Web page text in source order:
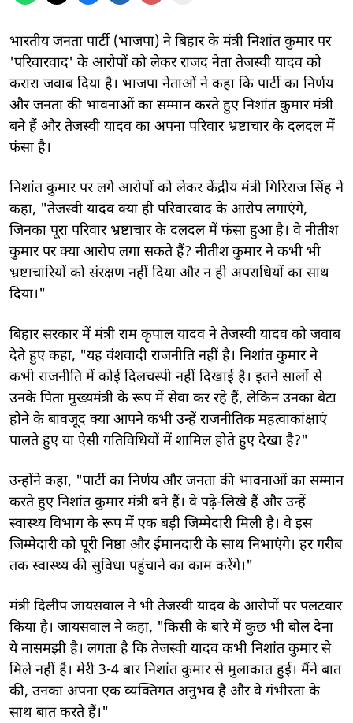
भारतीय जनता पार्टी (भाजपा) ने बिहार के मंत्री निशांत कुमार पर
'परिवारवाद' के आरोपों को लेकर राजद नेता तेजस्वी यादव को
करारा जवाब दिया है। भाजपा नेताओं ने कहा कि पार्टी का निर्णय
और जनता की भावनाओं का सम्मान करते हुए निशांत कुमार मंत्री
बने हैं और तेजस्वी यादव का अपना परिवार भ्रष्टाचार के दलदल में
फंसा है।
निशांत कुमार पर लगे आरोपों को लेकर केंद्रीय मंत्री गिरिराज सिंह ने
कहा, "तेजस्वी यादव क्या ही परिवारवाद के आरोप लगाएंगे,
जिनका पूरा परिवार भ्रष्टाचार के दलदल में फंसा हुआ है। वे नीतीश
कुमार पर क्या आरोप लगा सकते हैं? नीतीश कुमार ने कभी भी
भ्रष्टाचारियों को संरक्षण नहीं दिया और न ही अपराधियों का साथ
दिया।"
बिहार सरकार में मंत्री राम कृपाल यादव ने तेजस्वी यादव को जवाब
देते हुए कहा, "यह वंशवादी राजनीति नहीं है। निशांत कुमार ने
कभी राजनीति में कोई दिलचस्पी नहीं दिखाई है। इतने सालों से
उनके पिता मुख्यमंत्री के रूप में सेवा कर रहे हैं, लेकिन उनका बेटा
होने के बावजूद क्या आपने कभी उन्हें राजनीतिक महत्वाकांक्षाएं
पालते हुए या ऐसी गतिविधियों में शामिल होते हुए देखा है?"
उन्होंने कहा, "पार्टी का निर्णय और जनता की भावनाओं का सम्मान
करते हुए निशांत कुमार मंत्री बने हैं। वे पढ़े-लिखे हैं और उन्हें
स्वास्थ्य विभाग के रूप में एक बड़ी जिम्मेदारी मिली है। वे इस
जिम्मेदारी को पूरी निष्ठा और ईमानदारी के साथ निभाएंगे। हर गरीब
तक स्वास्थ्य की सुविधा पहुंचाने का काम करेंगे।"
मंत्री दिलीप जायसवाल ने भी तेजस्वी यादव के आरोपों पर पलटवार
किया है। जायसवाल ने कहा, "किसी के बारे में कुछ भी बोल देना
ये नासमझी है। लगता है कि तेजस्वी यादव कभी निशांत कुमार से
मिले नहीं है। मेरी 3-4 बार निशांत कुमार से मुलाकात हुई। मैंने बात
की, उनका अपना एक व्यक्तिगत अनुभव है और वे गंभीरता के
साथ बात करते हैं।"